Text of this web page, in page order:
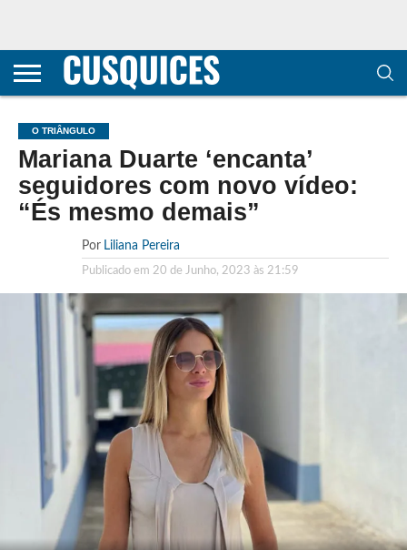
CONTACTOS
HOME
POLÍTICA DE
E COOKIES
SOBRE
TERMOS E
TRANSPARÊNCIA
METODOLOGIA
O TRIÂNGULO
Mariana Duarte ‘encanta’
seguidores com novo vídeo:
“És mesmo demais”
Por Liliana Pereira
Publicado em 20 de Junho, 2023 às 21:59